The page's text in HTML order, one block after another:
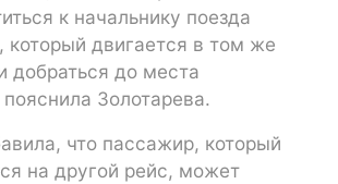
к начальнику поезда
который двигается в том же
добраться до места
Золотарева.
что пассажир, который
на другой рейс, может